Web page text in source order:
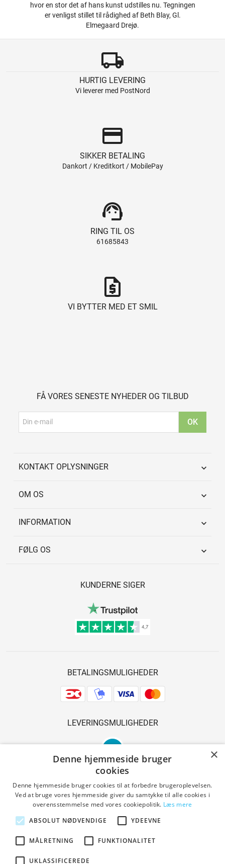
hvor en stor det af hans kunst udstilles nu. Tegningen
er venligst stillet til rådighed af Beth Blay, Gl.
Elmegaard Drejø.
local_shipping
HURTIG LEVERING
Vi leverer med PostNord
credit_card
SIKKER BETALING
Dankort / Kreditkort / MobilePay
support_agent
RING TIL OS
61685843
request_quote
VI BYTTER MED ET SMIL
FÅ VORES SENESTE NYHEDER OG TILBUD
KONTAKT OPLYSNINGER 
OM OS 
INFORMATION 
FØLG OS 
KUNDERNE SIGER
BETALINGSMULIGHEDER
LEVERINGSMULIGHEDER
SIKKER SHOPPING
Handelsbetingelser
×
Denne hjemmeside bruger
cookies
Denne hjemmeside bruger cookies til at forbedre brugeroplevelsen.
Ved at bruge vores hjemmeside giver du samtykke til alle cookies i
overensstemmelse med vores cookiepolitik. Læs mere
ABSOLUT NØDVENDIGE
YDEEVNE
MÅLRETNING FUNKTIONALITET
UKLASSIFICEREDE